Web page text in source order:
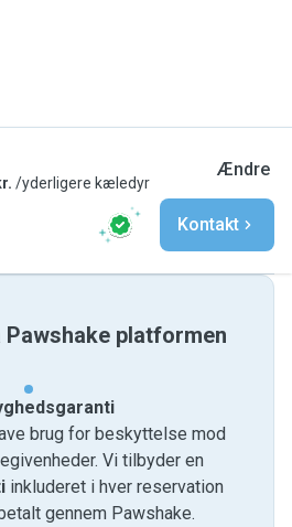
/yderligere kæledyr
Ændre
Kontakt
platformen
brug for beskyttelse mod
Vi tilbyder en
inkluderet i hver reservation
gennem Pawshake.